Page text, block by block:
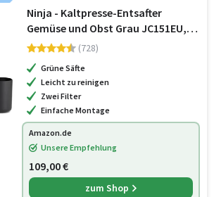
Ninja - Kaltpresse-Entsafter
Gemüse und Obst Grau JC151EU,
für frische Säfte
(728)
Grüne Säfte
Leicht zu reinigen
Zwei Filter
Einfache Montage
Amazon.de
Unsere Empfehlung
109,00 €
zum Shop